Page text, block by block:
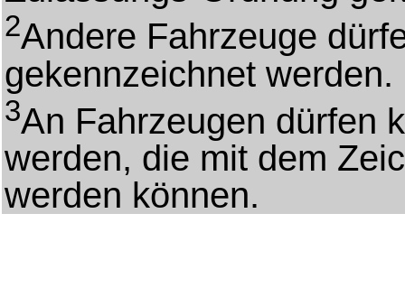
2Andere Fahrzeuge
gekennzeichnet werden.
3An Fahrzeugen dürfen
werden, die mit dem
werden können.